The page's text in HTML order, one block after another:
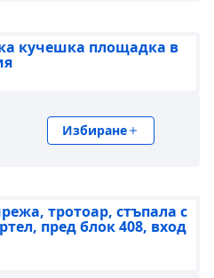
кучешка площадка в
Избиране
тротоар, стъпала с